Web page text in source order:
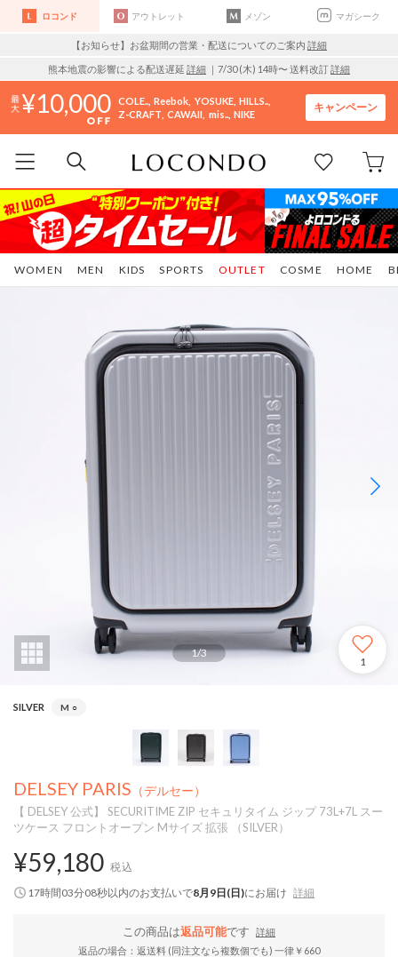
ロコンド アウトレット メゾン マガシーク
【お知らせ】お盆期間の営業・配送についてのご案内 詳細
熊本地震の影響による配送遅延 詳細 ｜7/30 (木) 14時〜 送料改訂詳細
10,000 COLE.. Reebok YOSUKE HILLS..
Z-CRAFT CAWAII mis.. NIKE
キャンペーン
WOMEN MEN KIDS SPORTS COSME HOME
OUTLET
1/3
1
SILVER M ○
DELSEY PARIS （デルセー）
【 DELSEY 公式】 SECURITIME ZIP セキュリタイム ジップ 73L+7L スー
ツケース フロントオープン Mサイズ 拡張 （SILVER）
¥59,180 税込
17時間03分08秒以内のお支払いで8月9日(日)にお届け 詳細
この商品は返品可能です
詳細
返品の場合：返送料 (同注文なら複数個でも) 一律￥660